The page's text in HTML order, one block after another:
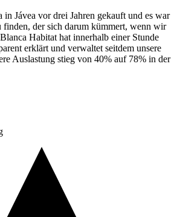
Jávea vor drei Jahren gekauft und es war
finden, der sich darum kümmert, wenn wir
Habitat hat innerhalb einer Stunde
erklärt und verwaltet seitdem unsere
Auslastung stieg von 40% auf 78% in der